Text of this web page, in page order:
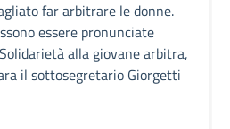
far arbitrare le donne.
essere pronunciate
alla giovane arbitra,
il sottosegretario Giorgetti